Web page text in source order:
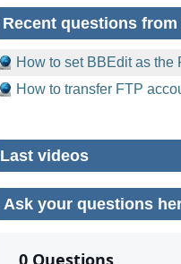
Recent questions
How to set BBEdit as the
How to transfer FTP
Last videos
Ask your questions
No comments yet.